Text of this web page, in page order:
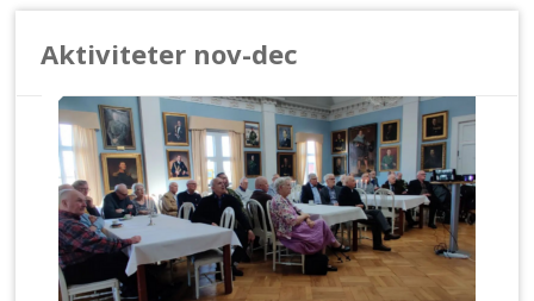
Aktiviteter nov-dec